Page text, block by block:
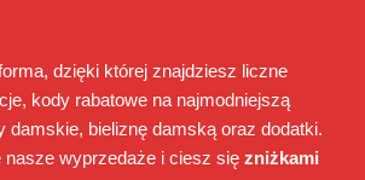
dzięki której znajdziesz liczne
kody rabatowe na najmodniejszą
damskie, bieliznę damską oraz dodatki.
nasze wyprzedaże i ciesz się zniżkami